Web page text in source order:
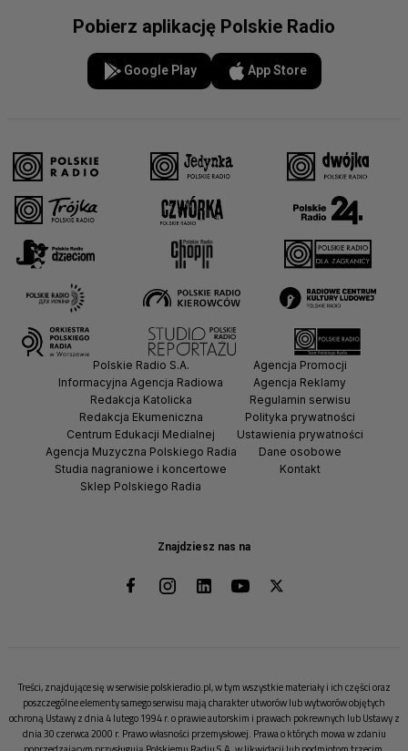
Pobierz aplikację Polskie Radio
Google Play App Store
Znajdziesz nas na
Polskie Radio S.A.
Informacyjna Agencja Radiowa
Redakcja Katolicka
Redakcja Ekumeniczna
Centrum Edukacji Medialnej
Agencja Muzyczna Polskiego Radia
Studia nagraniowe i koncertowe
Sklep Polskiego Radia
Agencja Promocji
Agencja Reklamy
Regulamin serwisu
Polityka prywatności
Ustawienia prywatności
Dane osobowe
Kontakt
Treści, znajdujące się w serwisie polskieradio.pl, w tym wszystkie materiały i ich części oraz
poszczególne elementy samego serwisu mają charakter utworów lub wytworów objętych
ochroną Ustawy z dnia 4 lutego 1994 r. o prawie autorskim i prawach pokrewnych lub Ustawy z
dnia 30 czerwca 2000 r. Prawo własności przemysłowej. Prawa o których mowa w zdaniu